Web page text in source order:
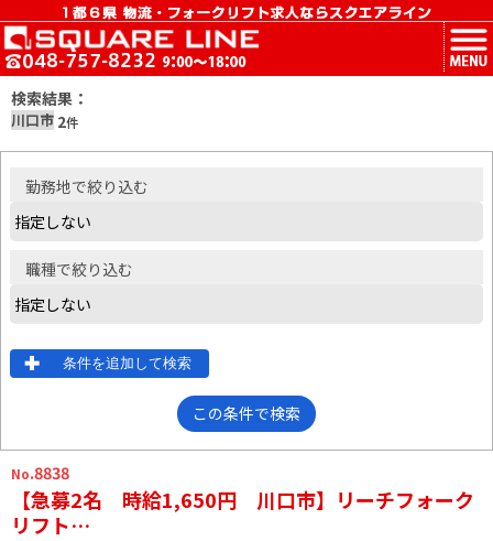
MENU
検索結果：
川口市 2件
勤務地で絞り込む
職種で絞り込む
条件を追加して検索
この条件で検索
No.8838
【急募2名 時給1,650円 川口市】リーチフォーク
リフト…